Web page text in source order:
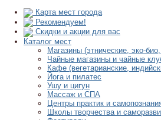
Карта мест города
Рекомендуем!
Скидки и акции для вас
Каталог мест
Магазины (этнические, эко-
Чайные магазины и чайные
Кафе (вегетарианские,
Йога и пилатес
Ушу и цигун
Массаж и СПА
Центры практик и
Школы творчества и